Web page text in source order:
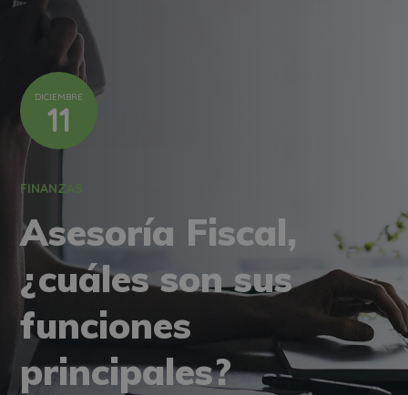
DICIEMBRE
11
FINANZAS
Asesoría Fiscal,
¿cuáles son sus
funciones
principales?